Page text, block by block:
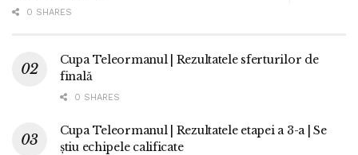
0 SHARES
Cupa Teleormanul | Rezultatele sferturilor de
finală
0 SHARES
Cupa Teleormanul | Rezultatele etapei a 3-a | Se
știu echipele calificate